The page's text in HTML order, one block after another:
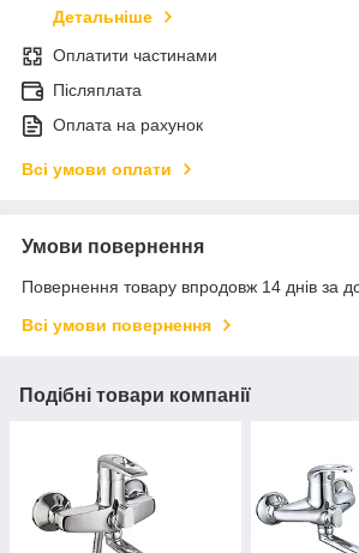
Детальніше
Оплатити частинами
Післяплата
Оплата на рахунок
Всі умови оплати
Умови повернення
Повернення товару впродовж 14 днів за
Всі умови повернення
Подібні товари компанії